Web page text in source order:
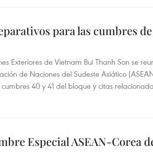
para las cumbres de
Exteriores de Vietnam Bui Thanh Son se
de Naciones del Sudeste Asiático
40 y 41 del bloque y citas
Especial ASEAN-Corea